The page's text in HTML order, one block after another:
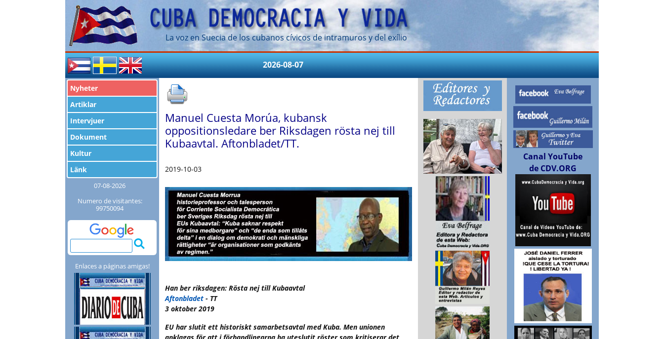
La voz en Suecia de los cubanos cívicos de intramuros y del exílio
2026-08-07
Nyheter
Artiklar
Intervjuer
Dokument
Kultur
Länk
07-08-2026
Numero de visitantes:
99750094
Enlaces a páginas amigas!
Manuel Cuesta Morúa, kubansk
oppositionsledare ber Riksdagen rösta nej till
Kubaavtal. Aftonbladet/TT.
2019-10-03
Han ber riksdagen: Rösta nej till Kubaavtal
Aftonbladet - TT
3 oktober 2019
EU har slutit ett historiskt samarbetsavtal med Kuba. Men unionen
Canal YouTube
de CDV.ORG